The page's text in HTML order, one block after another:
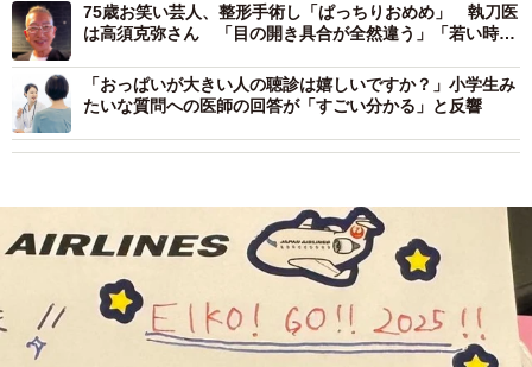
75歳お笑い芸人、整形手術し「ぱっちりおめめ」 執刀医
は高須克弥さん 「目の開き具合が全然違う」「若い時の
「おっぱいが大きい人の聴診は嬉しいですか？」小学生み
たいな質問への医師の回答が「すごい分かる」と反響